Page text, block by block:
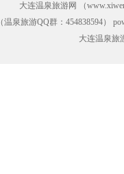
大连温泉旅游网 （
（温泉旅游QQ群：454838594）
大连温泉旅